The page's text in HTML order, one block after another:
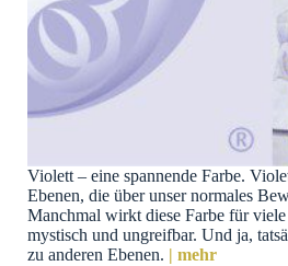
Violett – eine spannende Farbe.
Ebenen, die über unser normales
Manchmal wirkt diese Farbe für
mystisch und ungreifbar. Und ja,
zu anderen Ebenen. | mehr